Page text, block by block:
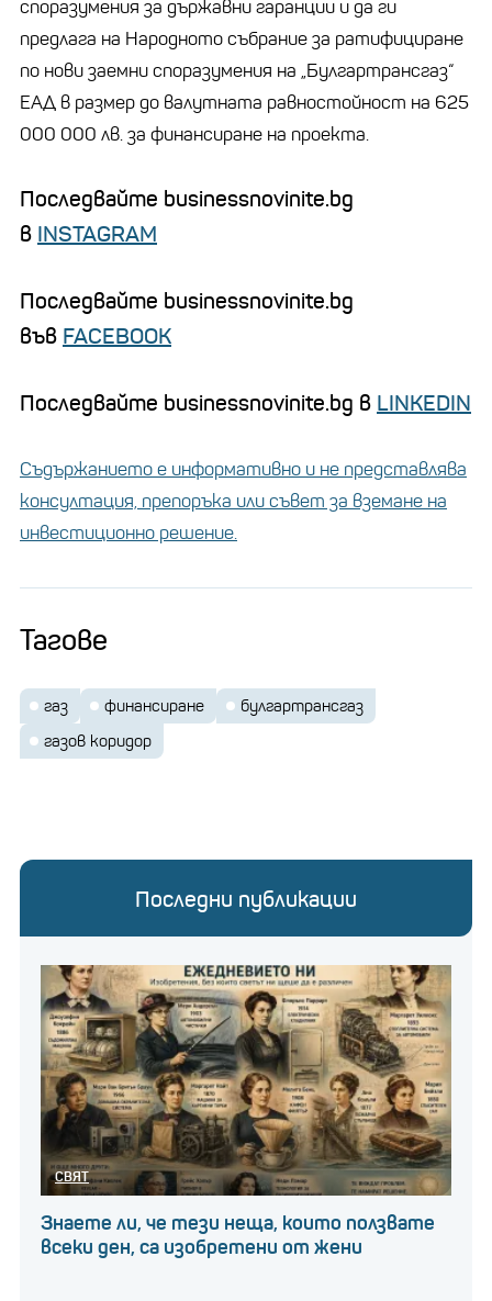
споразумения за държавни гаранции и да ги
предлага на Народното събрание за ратифициране
по нови заемни споразумения на „Булгартрансгаз“
ЕАД в размер до валутната равностойност на 625
000 000 лв. за финансиране на проекта.
Последвайте businessnovinite.bg
в INSTAGRAM
Последвайте businessnovinite.bg
във FACEBOOK
Последвайте businessnovinite.bg в LINKEDIN
Съдържанието е информативно и не представлява
консултация, препоръка или съвет за вземане на
инвестиционно решение.
Тагове
газ финансиране
булгартрансгаз
газов коридор
Последни публикации
СВЯТ
Знаете ли, че тези неща, които ползвате
всеки ден, са изобретени от жени